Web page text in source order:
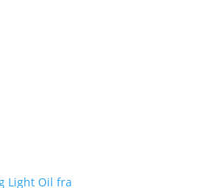
Light Oil fra